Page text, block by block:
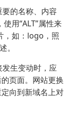
的名称、内容
用“ALT”属性来
，如：logo，照
。
生变动时，应
页面。网站更换
向到新域名上对